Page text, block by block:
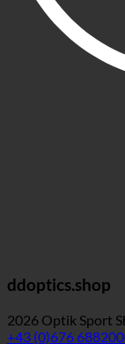
ddoptics.shop
2026 Optik Sport
+43 (0)676